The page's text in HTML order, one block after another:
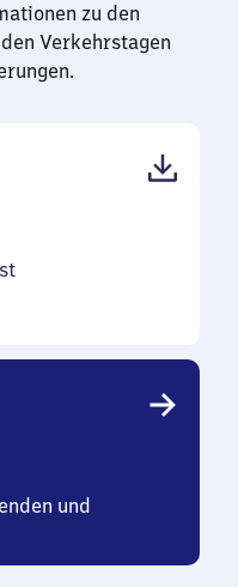
zu den
Verkehrstagen
und